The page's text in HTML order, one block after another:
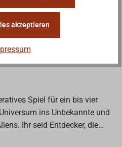
Spiel für ein bis vier
ins Unbekannte und
Ihr seid Entdecker, die
sind. Euer Sch...
akzeptieren